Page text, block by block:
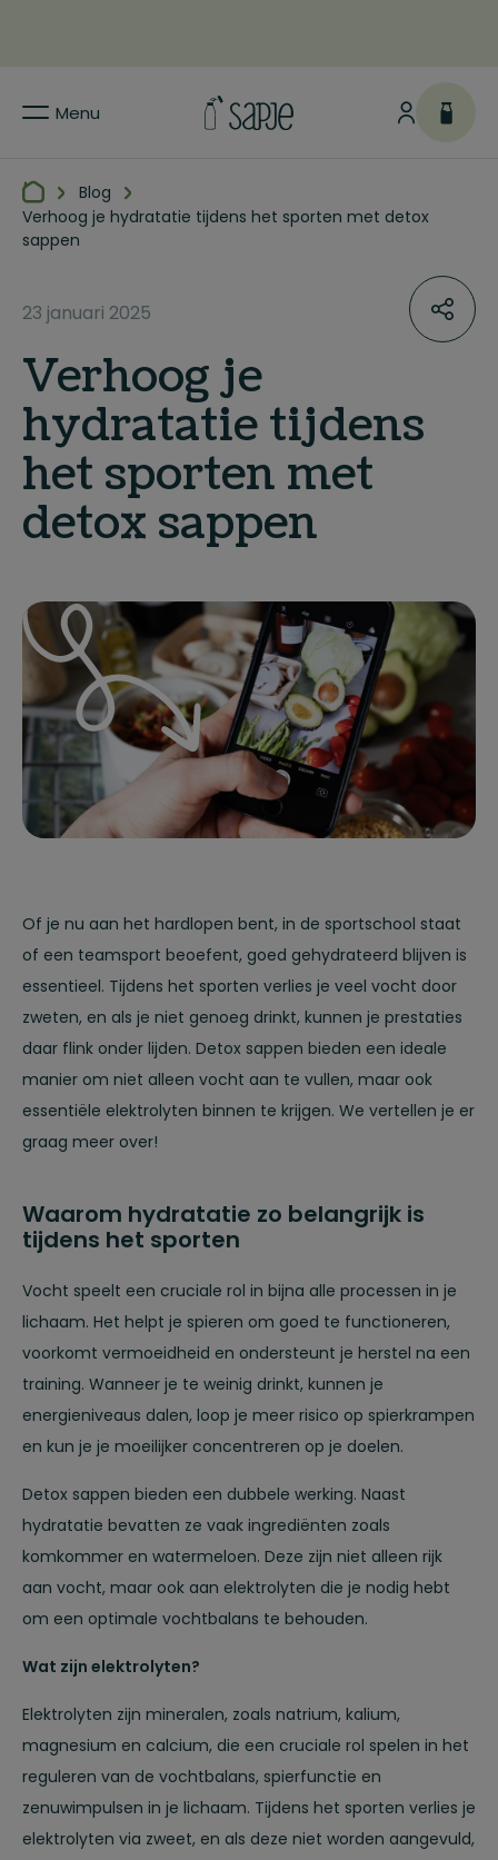
Menu
Blog
Verhoog je hydratatie tijdens het sporten met detox
sappen
23 januari 2025
Verhoog je
hydratatie tijdens
het sporten met
detox sappen
Of je nu aan het hardlopen bent, in de sportschool staat
of een teamsport beoefent, goed gehydrateerd blijven is
essentieel. Tijdens het sporten verlies je veel vocht door
zweten, en als je niet genoeg drinkt, kunnen je prestaties
daar flink onder lijden. Detox sappen bieden een ideale
manier om niet alleen vocht aan te vullen, maar ook
essentiële elektrolyten binnen te krijgen. We vertellen je er
graag meer over!
Waarom hydratatie zo belangrijk is
tijdens het sporten
Vocht speelt een cruciale rol in bijna alle processen in je
lichaam. Het helpt je spieren om goed te functioneren,
voorkomt vermoeidheid en ondersteunt je herstel na een
training. Wanneer je te weinig drinkt, kunnen je
energieniveaus dalen, loop je meer risico op spierkrampen
en kun je je moeilijker concentreren op je doelen.
Detox sappen bieden een dubbele werking. Naast
hydratatie bevatten ze vaak ingrediënten zoals
komkommer en watermeloen. Deze zijn niet alleen rijk
aan vocht, maar ook aan elektrolyten die je nodig hebt
om een optimale vochtbalans te behouden.
Wat zijn elektrolyten?
Elektrolyten zijn mineralen, zoals natrium, kalium,
magnesium en calcium, die een cruciale rol spelen in het
reguleren van de vochtbalans, spierfunctie en
zenuwimpulsen in je lichaam. Tijdens het sporten verlies je
elektrolyten via zweet, en als deze niet worden aangevuld,